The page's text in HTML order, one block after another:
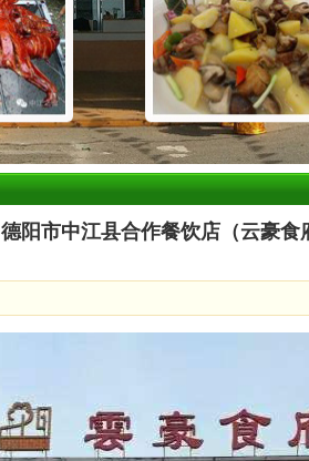
德阳市中江县合作餐饮店（云豪食